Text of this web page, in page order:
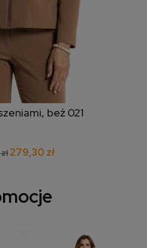
beż 021
279,30 zł